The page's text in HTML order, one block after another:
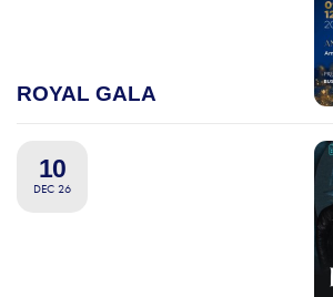
ROYAL GALA
10
DEC 26